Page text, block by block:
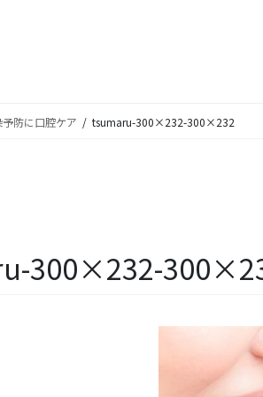
防に口腔ケア tsumaru-300×232-300×232
300×232-